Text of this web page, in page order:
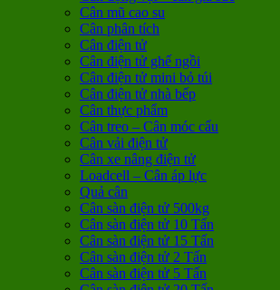
Cân mũ cao su
Cân phân tích
Cân điện tử
Cân điện tử ghế ngồi
Cân điện tử mini bỏ túi
Cân điện tử nhà bếp
Cân thực phẩm
Cân treo – Cân móc cẩu
Cân vải điện tử
Cân xe nâng điện tử
Loadcell – Cân áp lực
Quả cân
Cân sàn điện tử 500kg
Cân sàn điện tử 10 Tấn
Cân sàn điện tử 15 Tấn
Cân sàn điện tử 2 Tấn
Cân sàn điện tử 5 Tấn